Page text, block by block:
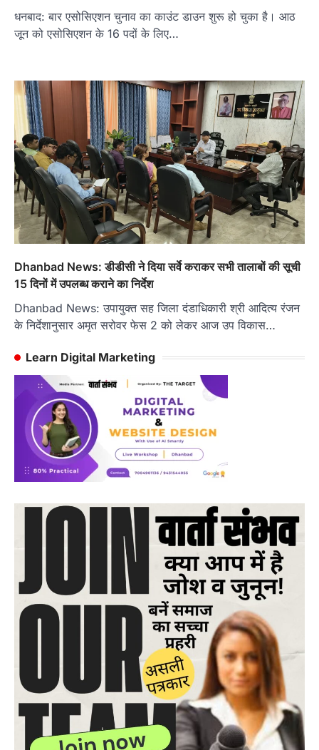
धनबाद: बार एसोसिएशन चुनाव का काउंट डाउन शुरू हो चुका है। आठ
जून को एसोसिएशन के 16 पदों के लिए…
Dhanbad News: डीडीसी ने दिया सर्वे कराकर सभी तालाबों की सूची
15 दिनों में उपलब्ध कराने का निर्देश
Dhanbad News: उपायुक्त सह जिला दंडाधिकारी श्री आदित्य रंजन
के निर्देशानुसार अमृत सरोवर फेस 2 को लेकर आज उप विकास…
Learn Digital Marketing